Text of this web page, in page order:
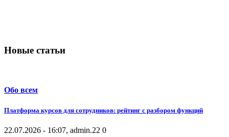
Новые статьи
Обо всем
Платформа курсов для сотрудников: рейтинг с разбором функций
22.07.2026 - 16:07, admin.22 0